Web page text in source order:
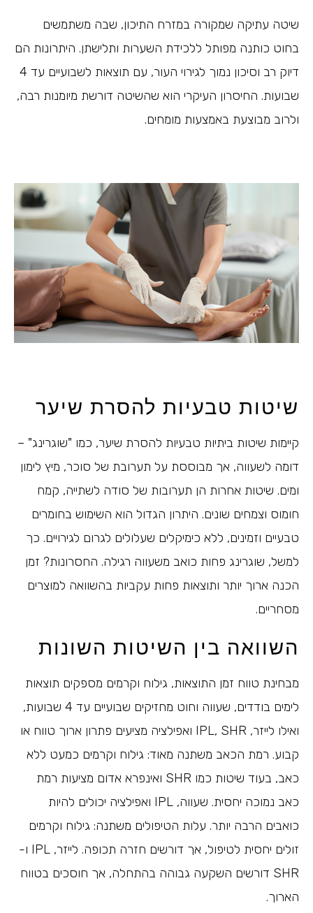
שיטה עתיקה שמקורה במזרח התיכון, שבה משתמשים
בחוט כותנה מפותל ללכידת השערות ותלישתן. היתרונות הם
דיוק רב וסיכון נמוך לגירוי העור, עם תוצאות לשבועיים עד 4
שבועות. החיסרון העיקרי הוא שהשיטה דורשת מיומנות רבה,
ולרוב מבוצעת באמצעות מומחים.
שיטות טבעיות להסרת שיער
קיימות שיטות ביתיות טבעיות להסרת שיער, כמו "שוגרינג" –
דומה לשעווה, אך מבוססת על תערובת של סוכר, מיץ לימון
ומים. שיטות אחרות הן תערובות של סודה לשתייה, קמח
חומוס וצמחים שונים. היתרון הגדול הוא השימוש בחומרים
טבעיים וזמינים, ללא כימיקלים שעלולים לגרום לגירויים. כך
למשל, שוגרינג פחות כואב משעווה רגילה. החסרונות? זמן
הכנה ארוך יותר ותוצאות פחות עקביות בהשוואה למוצרים
מסחריים.
השוואה בין השיטות השונות
מבחינת טווח זמן התוצאות, גילוח וקרמים מספקים תוצאות
לימים בודדים, שעווה וחוט מחזיקים שבועיים עד 4 שבועות,
ואילו לייזר, IPL, SHR ואפילציה מציעים פתרון ארוך טווח או
קבוע. רמת הכאב משתנה מאוד: גילוח וקרמים כמעט ללא
כאב, בעוד שיטות כמו SHR ואינפרא אדום מציעות רמת
כאב נמוכה יחסית. שעווה, IPL ואפילציה יכולים להיות
כואבים הרבה יותר. עלות הטיפולים משתנה: גילוח וקרמים
זולים יחסית לטיפול, אך דורשים חזרה תכופה. לייזר, IPL ו-
SHR דורשים השקעה גבוהה בהתחלה, אך חוסכים בטווח
הארוך.